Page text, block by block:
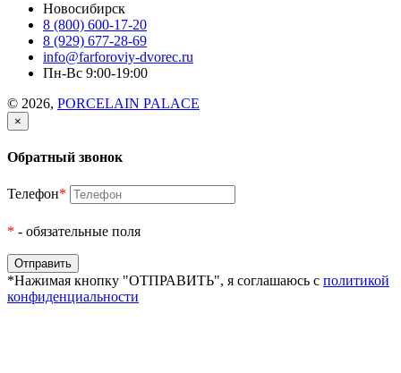
Новосибирск
8 (800) 600-17-20
8 (929) 677-28-69
info@farforoviy-dvorec.ru
Пн-Вс 9:00-19:00
© 2026, PORCELAIN PALACE
×
Обратный звонок
Телефон*
* - обязательные поля
*Нажимая кнопку "ОТПРАВИТЬ", я соглашаюсь с политикой
конфиденциальности